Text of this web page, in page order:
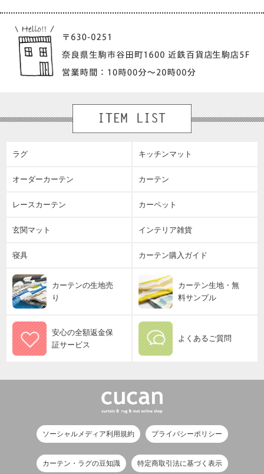
ラグ キッチンマット
オーダーカーテン カーテン
レースカーテン カーペット
玄関マット インテリア雑貨
寝具 カーテン購入ガイド
カーテンの生地売
り
カーテン生地・無
料サンプル
安心の全額返金保
証サービス
よくあるご質問
ソーシャルメディア利用規約 プライバシーポリシー
カーテン・ラグの豆知識 特定商取引法に基づく表示